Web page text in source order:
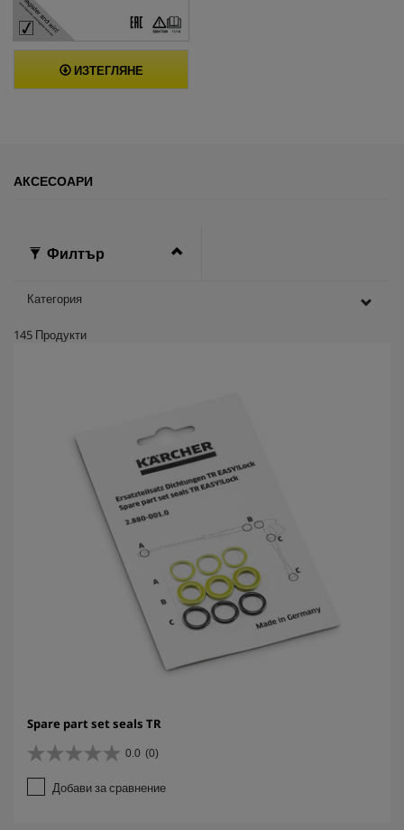
ИЗТЕГЛЯНЕ
АКСЕСОАРИ
Филтър
Категория
145 Продукти
Spare part set seals TR
0.0 (0)
0
.
0
Добави за сравнение